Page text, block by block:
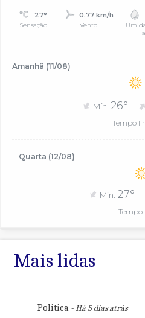
27°
Sensação
0.77 km/h
Vento
Amanhã (11/08)
Mín. 26°
Tempo
Quarta (12/08)
Mín. 27°
Mais lidas
Política- Há 5 dias atrás